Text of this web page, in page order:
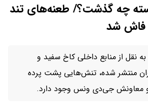
چه گذشت؟/ طعنه‌های تند
فاش شد
نقل از منابع داخلی کاخ سفید و
منتشر شده، تنش‌هایی پشت پرده
و معاونش جی‌دی ونس وجود دارد.